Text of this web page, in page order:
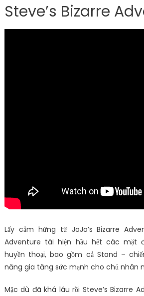
Steve’s Bizarre
Lấy cảm hứng từ JoJo’s Bizarre
Adventure tái hiện hầu hết các mặt
huyền thoại, bao gồm cả Stand –
năng gia tăng sức mạnh cho chủ nhân
Mặc dù đã khá lâu rồi Steve’s Bizarre